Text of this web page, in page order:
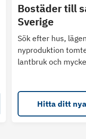
Bostäder till
Sverige
Sök efter hus,
nyproduktion
lantbruk och
Hitta ditt